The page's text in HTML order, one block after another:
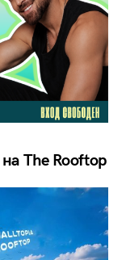
The Rooftop